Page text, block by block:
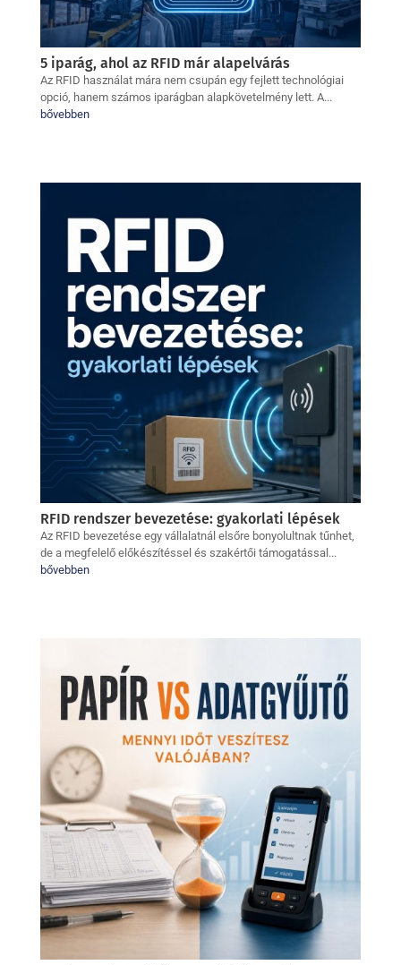
5 iparág, ahol az RFID már alapelvárás
Az RFID használat mára nem csupán egy fejlett technológiai
opció, hanem számos iparágban alapkövetelmény lett. A...
bővebben
RFID rendszer bevezetése: gyakorlati lépések
Az RFID bevezetése egy vállalatnál elsőre bonyolultnak tűnhet,
de a megfelelő előkészítéssel és szakértői támogatással...
bővebben